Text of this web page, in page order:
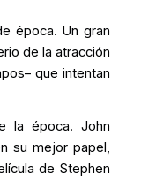
época. Un gran
de la atracción
que intentan
la época. John
su mejor papel,
de Stephen